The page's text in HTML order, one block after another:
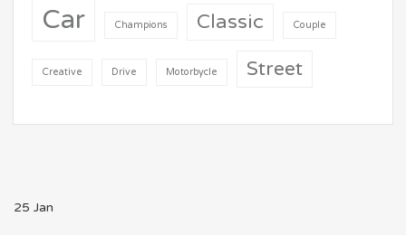
Car Champions Classic Couple
Creative Drive Motorbycle Street
25 Jan